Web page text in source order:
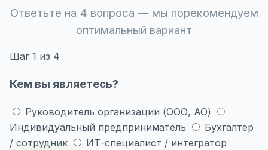
Ответьте на 4 вопроса — мы порекомендуем
оптимальный вариант
Шаг 1 из 4
Кем вы являетесь?
Руководитель организации (ООО, АО)
Индивидуальный предприниматель
Бухгалтер
/ сотрудник
ИТ-специалист / интегратор